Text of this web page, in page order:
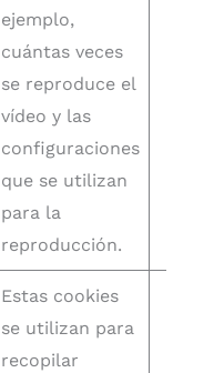
ejemplo,
cuántas veces
se reproduce el
vídeo y las
configuraciones
que se utilizan
para la
reproducción.
Estas cookies
se utilizan para
recopilar